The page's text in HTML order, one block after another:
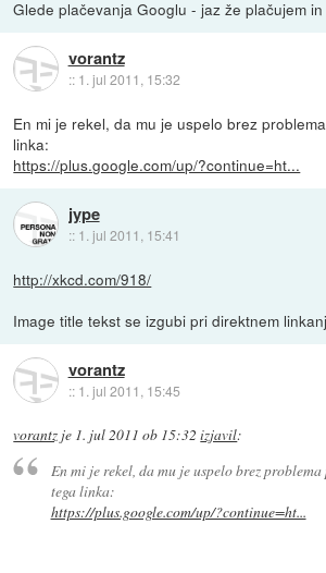
Glede plačevanja Googlu - jaz že plačujem
vorantz
:: 1. jul 2011, 15:32
En mi je rekel, da mu je uspelo brez
linka:
https://plus.google.com/up/?continue=ht...
jype
:: 1. jul 2011, 15:41
http://xkcd.com/918/
Image title tekst se izgubi pri direktnem
vorantz
:: 1. jul 2011, 15:45
vorantz je 1. jul 2011 ob 15:32 izjavil:
En mi je rekel, da mu je uspelo brez
tega linka:
https://plus.google.com/up/?continue=ht...